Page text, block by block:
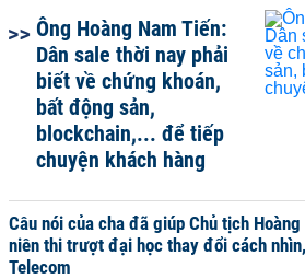
Ông Hoàng Nam Tiến:
Dân sale thời nay phải
biết về chứng khoán,
bất động sản,
blockchain,... để tiếp
chuyện khách hàng
Câu nói của cha đã giúp Chủ tịch
niên thi trượt đại học thay đổi cách
Telecom